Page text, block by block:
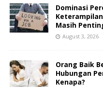
Dominasi
Masih
August 3, 2026
Orang Baik
Hubungan
Kenapa?